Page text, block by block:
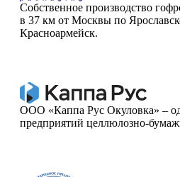
Собственное производство
в 37 км от Москвы по
Красноармейск.
ООО «Каппа Рус Окуловка» –
предприятий целлюлозно-